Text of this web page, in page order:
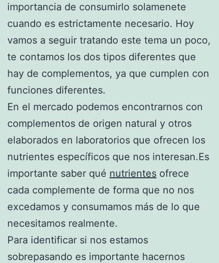
importancia de consumirlo solamenete
cuando es estrictamente necesario. Hoy
vamos a seguir tratando este tema un poco,
te contamos los dos tipos diferentes que
hay de complementos, ya que cumplen con
funciones diferentes.
En el mercado podemos encontrarnos con
complementos de origen natural y otros
elaborados en laboratorios que ofrecen los
nutrientes específicos que nos interesan.Es
importante saber qué nutrientes ofrece
cada complemente de forma que no nos
excedamos y consumamos más de lo que
necesitamos realmente.
Para identificar si nos estamos
sobrepasando es importante hacernos